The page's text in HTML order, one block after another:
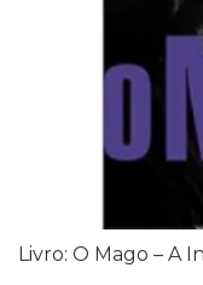
Livro: O Mago – A